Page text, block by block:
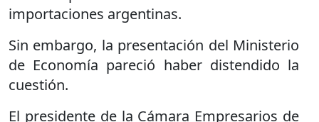
importaciones argentinas.
Sin embargo, la presentación del Ministerio
de Economía pareció haber distendido la
cuestión.
El presidente de la Cámara Empresarios de